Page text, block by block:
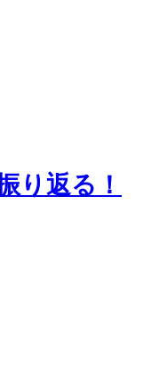
り返る！